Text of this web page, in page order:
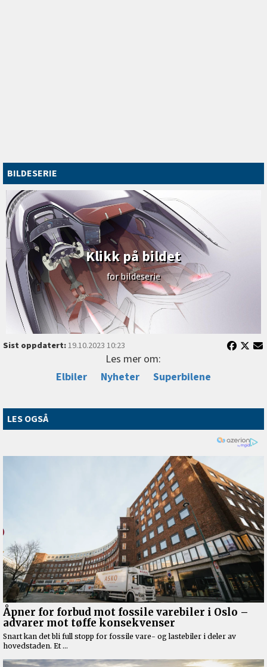
BILDESERIE
Klikk på bildet
for bildeserie
Sist oppdatert:19.10.2023 10:23
Les mer om:
Elbiler
Nyheter Superbilene
LES OGSÅ